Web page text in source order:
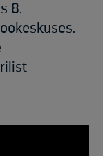
8.